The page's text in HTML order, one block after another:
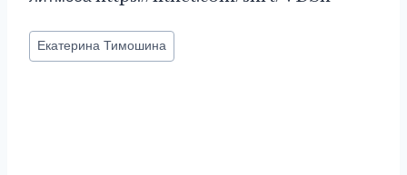
Метки
записи:
Екатерина Тимошина